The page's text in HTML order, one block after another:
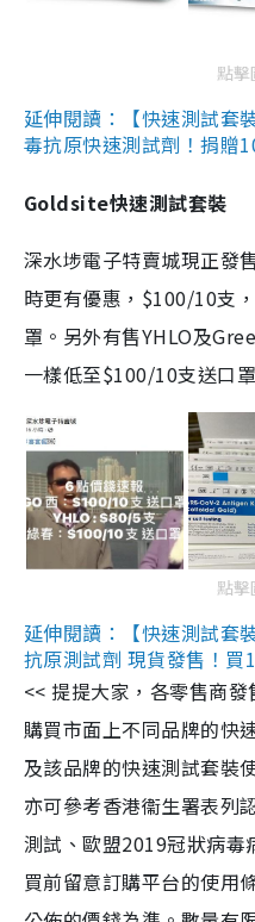
點
延伸閱讀：【快速測試套
毒抗原快速測試劑！捐贈
Goldsite快速測試套裝
深水埗電子特賣城現正發
時更有優惠，$100/10支
罩。另外有售YHLO及
一樣低至$100/10支送口罩
點
延伸閱讀：【快速測試套
抗原測試劑 現貨發售！買
<< 提提大家，各零售商發
購買市面上不同品牌的快
及該品牌的快速測試套裝
亦可參考香港衞生署表列
測試、歐盟2019冠狀病毒
買前留意訂購平台的使用